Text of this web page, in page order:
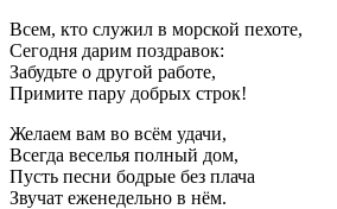
Всем, кто служил в морской пехоте,
Сегодня дарим поздравок:
Забудьте о другой работе,
Примите пару добрых строк!
Желаем вам во всём удачи,
Всегда веселья полный дом,
Пусть песни бодрые без плача
Звучат еженедельно в нём.